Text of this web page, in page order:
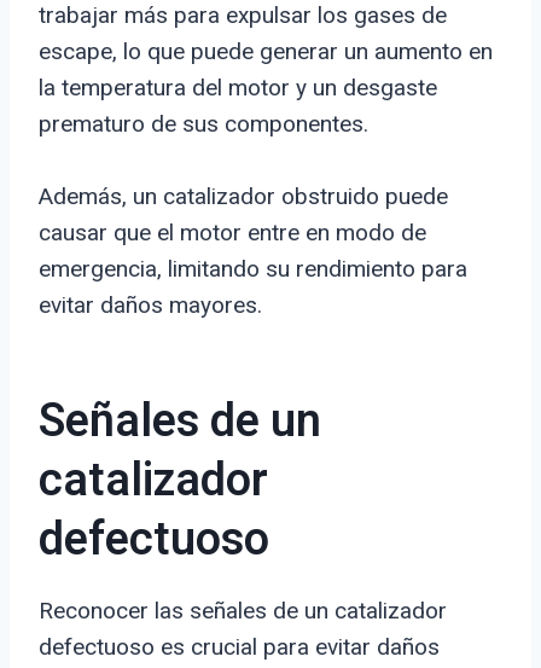
trabajar más para expulsar los gases de
escape, lo que puede generar un aumento en
la temperatura del motor y un desgaste
prematuro de sus componentes.
Además, un catalizador obstruido puede
causar que el motor entre en modo de
emergencia, limitando su rendimiento para
evitar daños mayores.
Señales de un
catalizador
defectuoso
Reconocer las señales de un catalizador
defectuoso es crucial para evitar daños